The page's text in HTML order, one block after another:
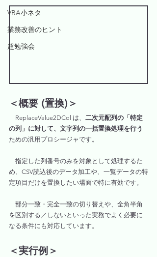
VBA小ネタ
業務改善のヒント
超勉強会
＜概要 (置換)＞
ReplaceValue2DCol は、 二次元配列の「特定
の列」に対して、文字列の一括置換処理を行う
ための汎用プロシージャです。
指定した列番号のみを対象として処理するた
め、CSV読込後のデータ加工や、一覧データの特
定項目だけを置換したい場面で特に有効です。
部分一致・完全一致の切り替えや、全角半角
を区別する／しないといった実務でよく必要に
なる条件にも対応しています。
＜実行例＞